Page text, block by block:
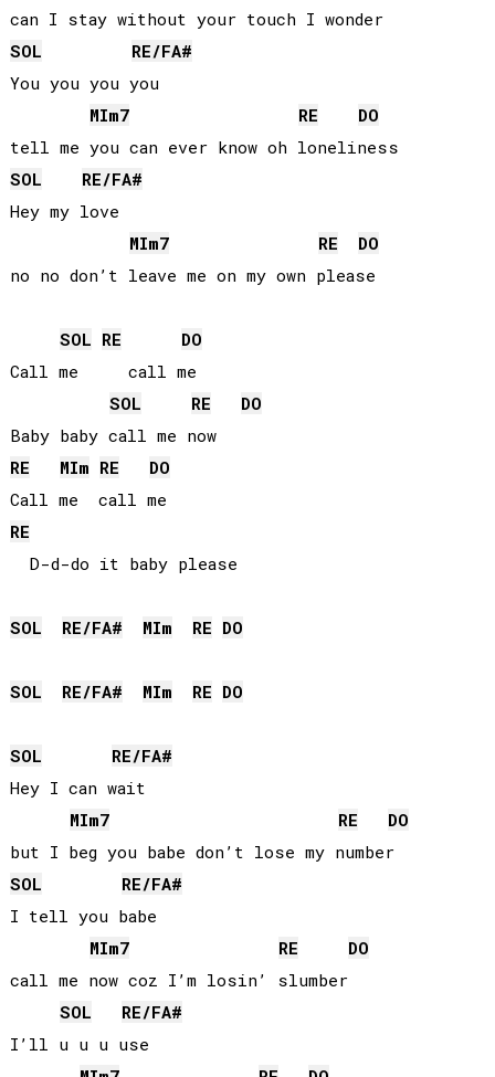
can I stay without your touch I wonder
SOL
RE/FA#
You you you you
MIm7 RE
DO
SOL
RE/FA#
Hey my love
MIm7 RE
DO
no no don’t leave me on my own please
SOL RE
DO
Call me     call me
SOL
RE
DO
Baby baby call me now
RE
MIm RE
DO
RE
  D-d-do it baby please
SOL RE/FA# MIm RE DO
SOL RE/FA# MIm RE DO
SOL RE/FA#
Hey I can wait
MIm7 RE
DO
but I beg you babe don’t lose my number
SOL
RE/FA#
I tell you babe
MIm7 RE
DO
call me now coz I’m losin’ slumber
SOL
RE/FA#
I’ll u u u use